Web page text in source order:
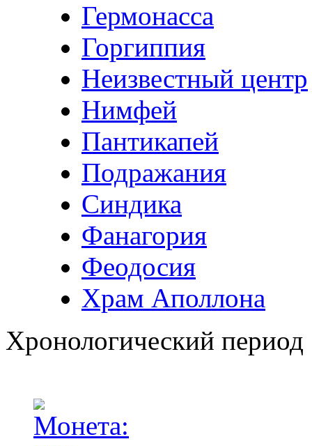
Гермонасса
Горгиппия
Неизвестный центр
Нимфей
Пантикапей
Подражания
Синдика
Фанагория
Феодосия
Храм Аполлона
Хронологический период